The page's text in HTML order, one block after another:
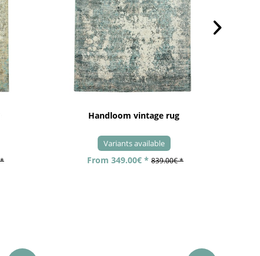
Handloom vintage rug
Variants available
From 349.00€ * 839.00€ *